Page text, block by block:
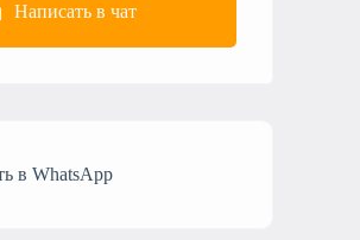
Написать в чат
в WhatsApp